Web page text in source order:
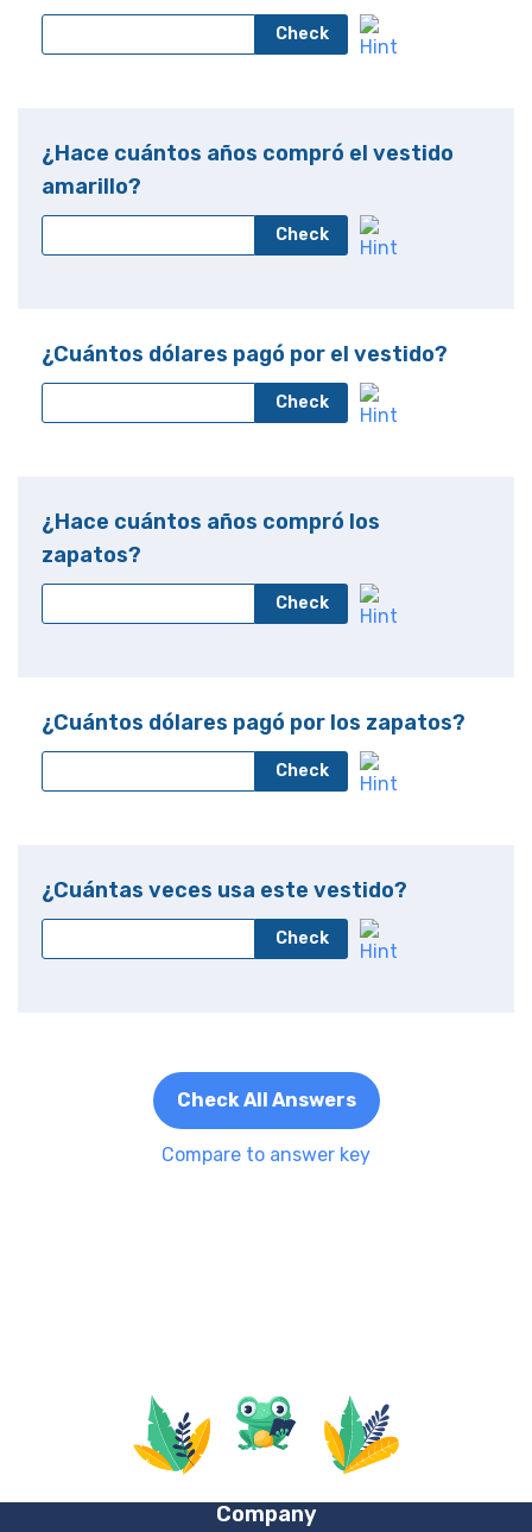
Check
¿Hace cuántos años compró el vestido
amarillo?
Check
¿Cuántos dólares pagó por el vestido?
Check
¿Hace cuántos años compró los
zapatos?
Check
¿Cuántos dólares pagó por los zapatos?
Check
¿Cuántas veces usa este vestido?
Check
Check All Answers
Compare to answer key
Company